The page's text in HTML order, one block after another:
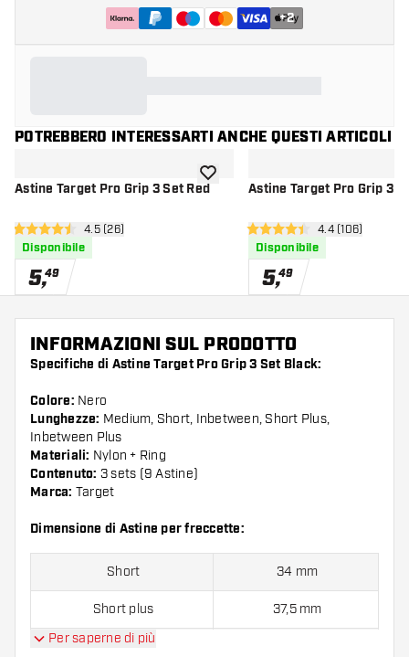
+2
POTREBBERO INTERESSARTI ANCHE QUESTI ARTICOLI
Astine Target Pro Grip 3 Set Red
apri pannello recensioni
4.5 stelle di valutazione
4.5 (26)
Disponibile
5,49
aggiungi alla lista dei desideri
Astine Target Pro Grip 3
apri pannello
4.4 stelle di valutazione
4.4 (106)
Disponibile
5,49
INFORMAZIONI SUL PRODOTTO
Specifiche di Astine Target Pro Grip 3 Set Black:
Colore: Nero
Lunghezze: Medium, Short, Inbetween, Short Plus,
Inbetween Plus
Materiali: Nylon + Ring
Contenuto: 3 sets (9 Astine)
Marca: Target
Dimensione di Astine per freccette:
Short 34 mm
Short plus 37,5 mm
Inbetween
Per saperne di più